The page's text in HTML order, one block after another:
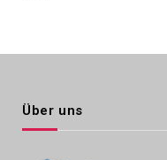
Über uns